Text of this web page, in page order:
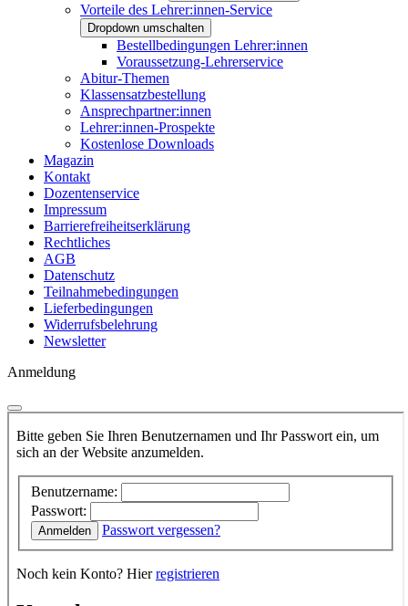
Vorteile des Lehrer:innen-Service
Dropdown umschalten
Bestellbedingungen Lehrer:innen
Voraussetzung-Lehrerservice
Abitur-Themen
Klassensatzbestellung
Ansprechpartner:innen
Lehrer:innen-Prospekte
Kostenlose Downloads
Magazin
Kontakt
Dozentenservice
Impressum
Barrierefreiheitserklärung
Rechtliches
AGB
Datenschutz
Teilnahmebedingungen
Lieferbedingungen
Widerrufsbelehrung
Newsletter
Anmeldung